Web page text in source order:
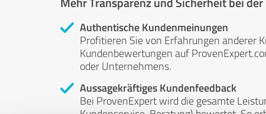
Authentische Kundenmeinungen
Profitieren Sie von Erfahrungen anderer
Kundenbewertungen auf
oder Unternehmens.
Aussagekräftiges Kundenfeedback
Bei ProvenExpert wird die gesamte